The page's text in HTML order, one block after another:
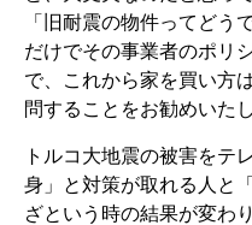
「旧耐震の物件ってどう
だけでその事業者のポリ
で、これから家を買い方
問することをお勧めいた
トルコ大地震の被害をテ
身」と対策が取れる人と
ざという時の結果が変わ